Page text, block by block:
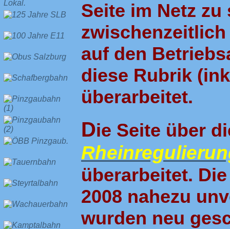
Seite im Netz
auf den
diese Rubrik
überarbeitet.
Die Seite über
überarbeitet.
2008 nahezu
wurden neu